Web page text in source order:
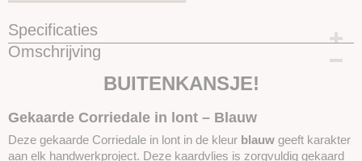
Specificaties
Productcode
Omschrijving
BUITENKANSJE!
Gekaarde Corriedale in lont – Blauw
Deze gekaarde Corriedale in lont in de kleur blauw geeft karakter
aan elk handwerkproject. Deze kaardvlies is zorgvuldig gekaard